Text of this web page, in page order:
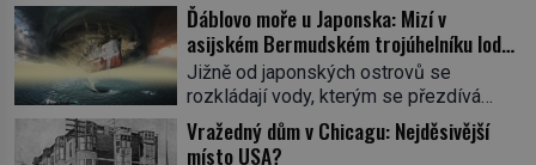
Ďáblovo moře u Japonska: Mizí v
asijském Bermudském trojúhelníku lodě
ve spárech neznámé síly?
Jižně od japonských ostrovů se
rozkládají vody, kterým se přezdívá
Ďáblovo moře. Vypráví se o lodích
mizejících beze stopy, podivných
Vražedný dům v Chicagu: Nejděsivější
místo USA?